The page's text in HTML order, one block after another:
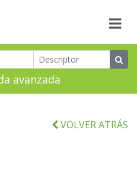
avanzada
VOLVER ATRÁS